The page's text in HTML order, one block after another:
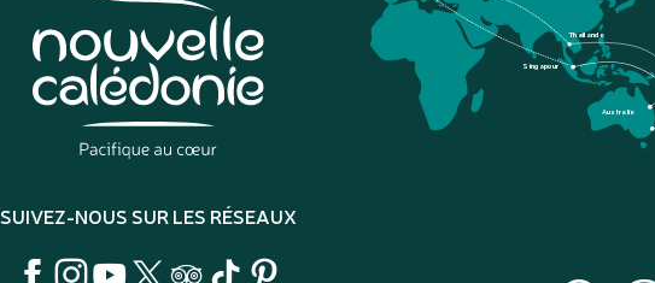
SUIVEZ-NOUS SUR LES RÉSEAUX
Australie
Singapour
Thaïlande